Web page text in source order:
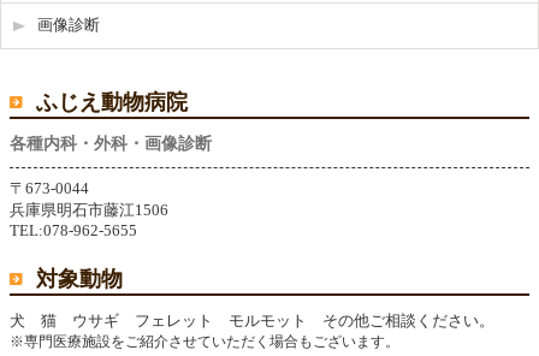
画像診断
ふじえ動物病院
各種内科・外科・画像診断
〒673-0044
兵庫県明石市藤江1506
TEL:078-962-5655
対象動物
犬 猫 ウサギ フェレット モルモット その他ご相談ください。
※専門医療施設をご紹介させていただく場合もございます。